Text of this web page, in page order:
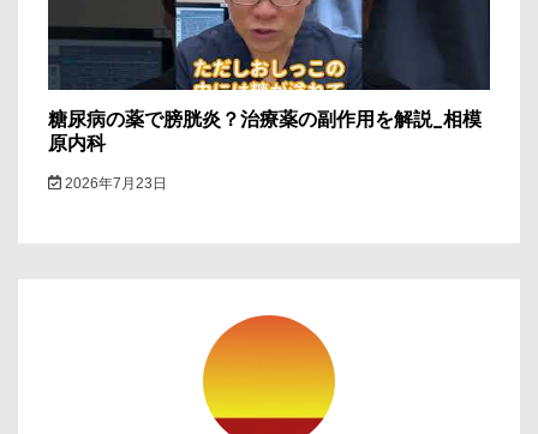
糖尿病の薬で膀胱炎？治療薬の副作用を解説_相模
原内科
2026年7月23日